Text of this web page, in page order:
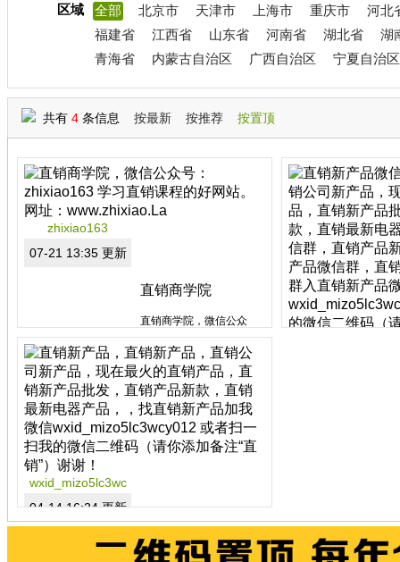
区域
全部 北京市 天津市 上海市 重庆市
河北
福建省
江西省 山东省 河南省 湖北省
湖
青海省
内蒙古自治区 广西自治区 宁夏自治区
共有 4 条信息 按最新 按推荐 按置顶
zhixiao163
07-21 13:35 更新
直销商学院
直销商学院，微信公众
号：zhixiao163
学习直销课程的好网站。
网址：www.zhixiao.La
wxid_mizo5lc3wc
04-14 16:24 更新
直销新产品厂家